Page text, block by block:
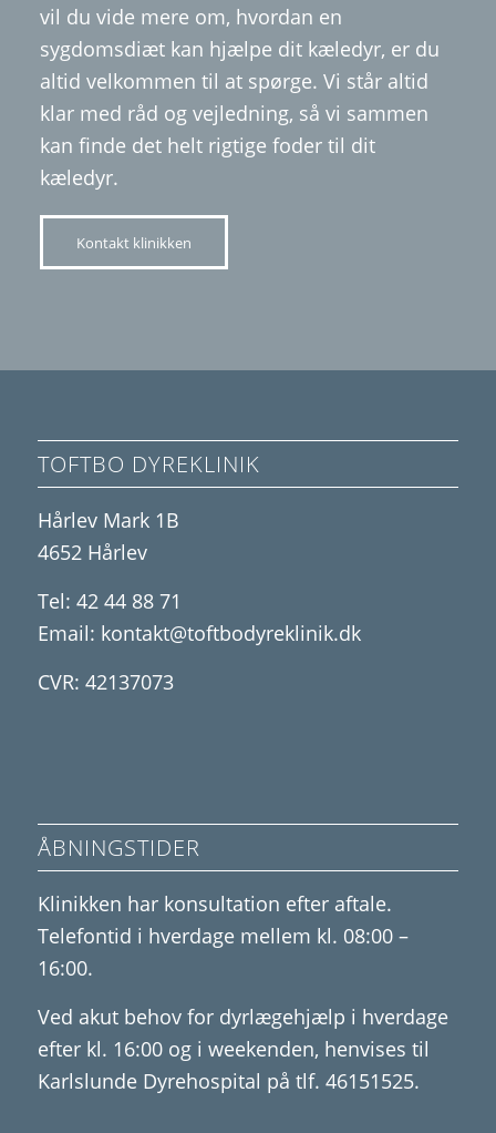
vil du vide mere om, hvordan en
sygdomsdiæt kan hjælpe dit kæledyr, er du
altid velkommen til at spørge. Vi står altid
klar med råd og vejledning, så vi sammen
kan finde det helt rigtige foder til dit
kæledyr.
Kontakt klinikken
TOFTBO DYREKLINIK
Hårlev Mark 1B
4652 Hårlev
Tel: 42 44 88 71
Email: kontakt@toftbodyreklinik.dk
CVR: 42137073
ÅBNINGSTIDER
Klinikken har konsultation efter aftale.
Telefontid i hverdage mellem kl. 08:00 –
16:00.
Ved akut behov for dyrlægehjælp i hverdage
efter kl. 16:00 og i weekenden, henvises til
Karlslunde Dyrehospital på tlf. 46151525.